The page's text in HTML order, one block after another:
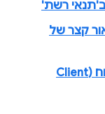
קצר של
שינוי גורמי הצורה ברמזים על הלקוח (Client